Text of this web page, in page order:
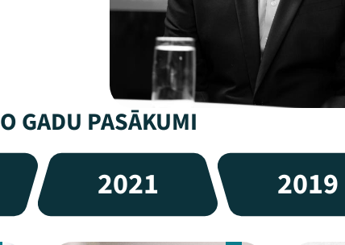
GADU PASĀKUMI
2021 2019